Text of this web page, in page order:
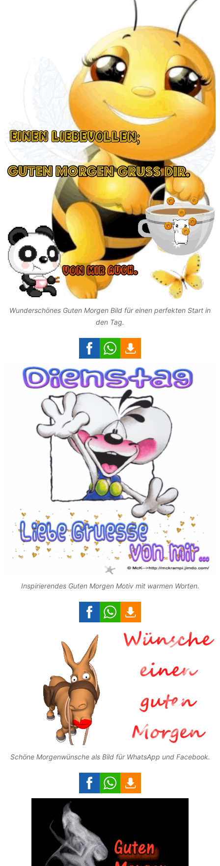
Wunderschönes Guten Morgen Bild für einen perfekten Start in
den Tag.
Inspirierendes Guten Morgen Motiv mit warmen Worten.
Schöne Morgenwünsche als Bild für WhatsApp und Facebook.